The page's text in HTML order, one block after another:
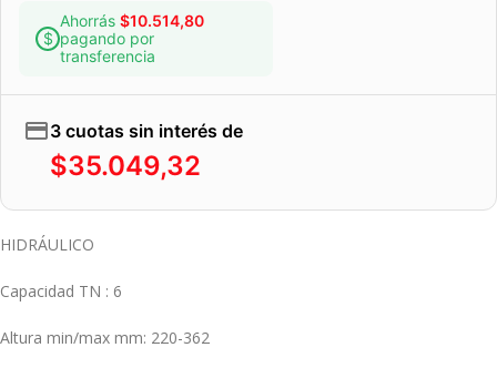
Ahorrás $10.514,80
pagando por
transferencia
3 cuotas sin interés de
$35.049,32
HIDRÁULICO
Capacidad TN : 6
Altura min/max mm: 220-362